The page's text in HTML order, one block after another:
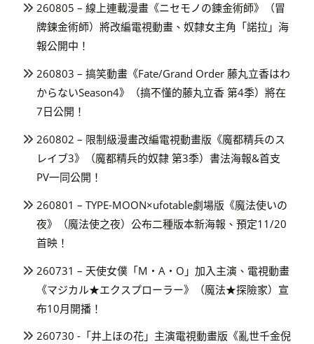
260805 – 線上連載漫畫《ニセモノの錬金術師》（冒
牌鍊金術師）將改編電視動畫、奴隸女主角「諾拉」海
報公開中！
260803 – 搞笑動畫《Fate/Grand Order 藤丸立香はわ
からないSeason4》（搞不懂的藤丸立香 第4季）將在
7日公開！
260802 – 限制級漫畫改編電視動畫版《魔都精兵のス
レイブ3》（魔都精兵的奴隸 第3季）書法海報&首支
PV一同公開！
260801 – TYPE-MOON×ufotable劇場版《魔法使いの
夜》（魔法使之夜）公布二種版本新海報、預定11/20
首映！
260731 – 天使女僕「M・A・O」加入主演、電視動畫
《マジカル★エクスプローラー》（魔法★探險家）宣
布10月開播！
260730 -「井上ほの花」主演電視動畫版《亂世千金倪